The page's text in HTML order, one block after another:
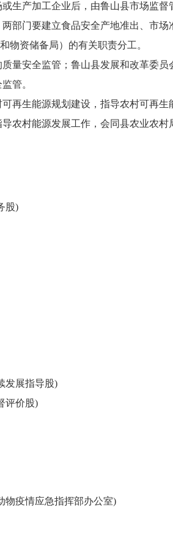
生产加工企业后，由鲁山县市场监
部门要建立食品安全产地准出、市
物资储备局）的有关职责分工。
量安全监管；鲁山县发展和改革委
管。
再生能源规划建设，指导农村可再
农村能源发展工作，会同县农业农
股)
发展指导股)
评价股)
物疫情应急指挥部办公室)